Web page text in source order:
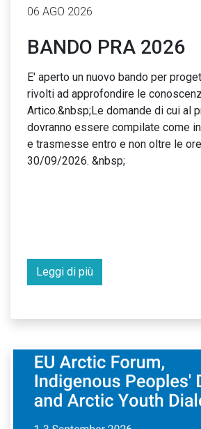
06 AGO 2026
BANDO PRA 2026
E' aperto un nuovo bando per
rivolti ad approfondire le
Artico.&nbsp;Le domande di cui al
dovranno essere compilate come
e trasmesse entro e non oltre le
30/09/2026. &nbsp;
Leggi di più